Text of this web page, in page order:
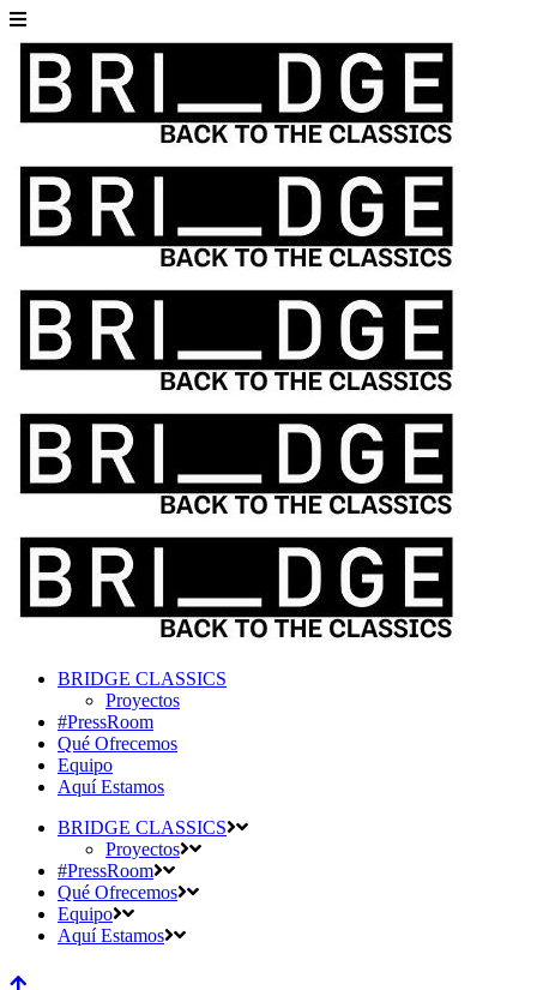
BRIDGE CLASSICS
Proyectos
#PressRoom
Qué Ofrecemos
Equipo
Aquí Estamos
BRIDGE CLASSICS
Proyectos
#PressRoom
Qué Ofrecemos
Equipo
Aquí Estamos